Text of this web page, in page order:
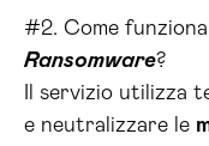
#2. Come
Ransomware?
Il servizio utilizza
e neutralizzare le